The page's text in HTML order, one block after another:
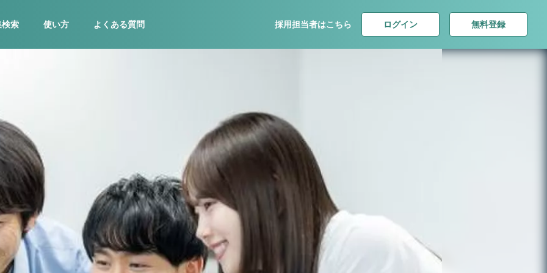
検索 使い方 よくある質問 採用担当者はこちら ログイン 無料登録